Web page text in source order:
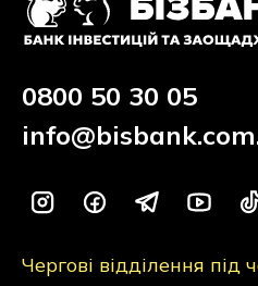
0800 50 30 05
Чергові відділення під